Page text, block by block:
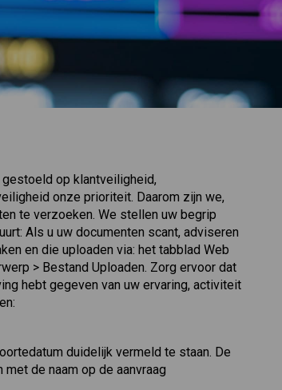
op klantveiligheid,
onze prioriteit. Daarom zijn we,
te verzoeken. We stellen uw begrip
Als u uw documenten scant, adviseren
en die uploaden via: het tabblad Web
> Bestand Uploaden. Zorg ervoor dat
hebt gegeven van uw ervaring, activiteit
duidelijk vermeld te staan. De
de naam op de aanvraag